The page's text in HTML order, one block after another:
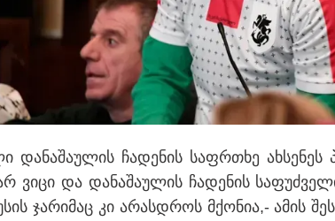
გათიშვა ენგურჰესის
დაგეგმილ ტესტირებას
და­ნა­შა­უ­ლის ჩა­დე­ნის საფრ­თხე
ვიცი და და­ნა­შა­უ­ლის ჩა­დე­ნის
ჯა­რი­მაც კი არას­დროს მქო­ნია,- ამის